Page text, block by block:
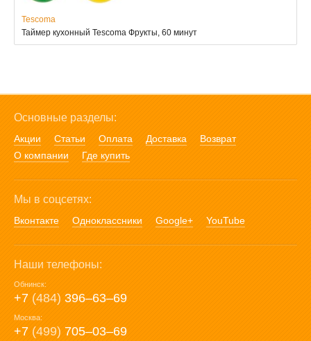
Tescoma
Таймер кухонный Tescoma Фрукты, 60 минут
Основные разделы:
Акции Статьи Оплата Доставка
Возврат
О компании
Где купить
Мы в соцсетях:
Вконтакте Одноклассники Google+ YouTube
Наши телефоны:
Обнинск:
+7 (484) 396‒63‒69
Москва:
+7 (499) 705‒03‒69